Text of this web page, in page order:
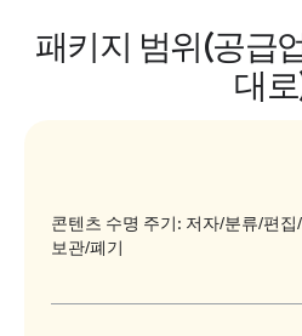
에 WordPress는 기
스템으로서도 부가
었습니다. 그러나
기능적인 측면에서
패키지 범위(공급
대
콘텐츠 수명 주기: 저자/분류/편
보관/폐기